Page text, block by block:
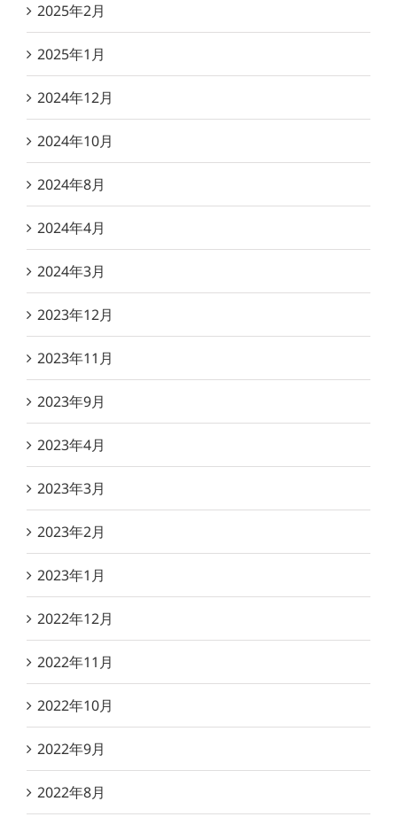
2025年2月
2025年1月
2024年12月
2024年10月
2024年8月
2024年4月
2024年3月
2023年12月
2023年11月
2023年9月
2023年4月
2023年3月
2023年2月
2023年1月
2022年12月
2022年11月
2022年10月
2022年9月
2022年8月